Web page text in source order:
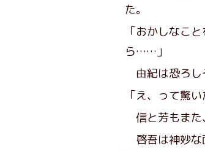
た。
「おかしなこ
ら……」
由紀は恐ろし
「え、って驚
信と芳もまた
啓吾は神妙な